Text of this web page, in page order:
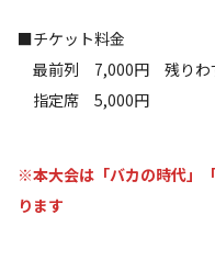
■チケット料金
最前列 7,000円 残りわ
指定席 5,000円
※本大会は「バカの時代」
ります